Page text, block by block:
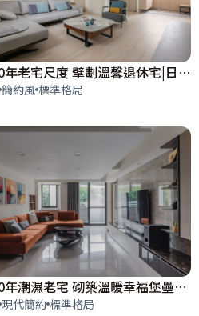
舒展40年老宅尺度 擘劃溫馨退休宅|日式簡約風
簡約風 標準格局
翻轉40年潮濕老宅 砌築溫暖幸福堡壘｜現代簡約｜54坪
現代簡約 標準格局